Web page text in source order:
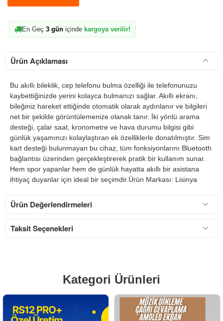
En Geç 3 gün içinde kargoya verilir!
Ürün Açıklaması
Bu akıllı bileklik, cep telefonu bulma özelliği ile telefonunuzu
kaybettiğinizde yerini kolayca bulmanızı sağlar. Akıllı ekranı,
bileğiniz hareket ettiğinde otomatik olarak aydınlanır ve bilgileri
net bir şekilde görüntülemenize olanak tanır. İki yönlü arama
desteği, çalar saat, kronometre ve hava durumu bilgisi gibi
günlük yaşamınızı kolaylaştıran ek özelliklerle donatılmıştır. Sim
kart desteği bulunmayan bu cihaz, tüm fonksiyonlarını Bluetooth
bağlantısı üzerinden gerçekleştirerek pratik bir kullanım sunar.
Hem spor yapanlar hem de günlük hayatta akıllı bir asistana
ihtiyaç duyanlar için ideal bir seçimdir.Ürün Markası: Lisinya
Ürün Değerlendirmeleri
Taksit Seçenekleri
Kategori Ürünleri